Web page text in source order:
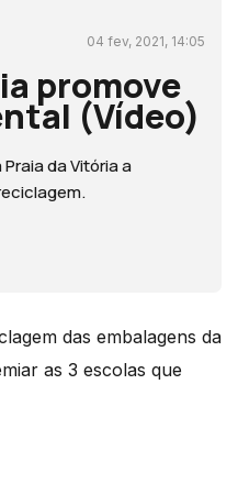
04 fev, 2021, 14:05
promove
(Vídeo)
da Vitória a
das embalagens da
as 3 escolas que